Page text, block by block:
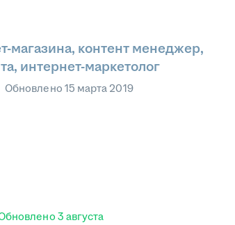
магазина, контент менеджер,
интернет-маркетолог
Обновлено 15 марта 2019
3 августа